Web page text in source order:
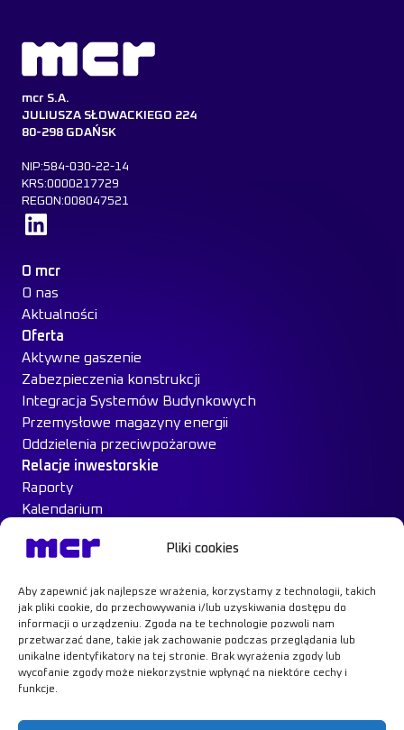
Pliki cookies
Aby zapewnić jak najlepsze wrażenia, korzystamy z technologii, takich
jak pliki cookie, do przechowywania i/lub uzyskiwania dostępu do
informacji o urządzeniu. Zgoda na te technologie pozwoli nam
przetwarzać dane, takie jak zachowanie podczas przeglądania lub
unikalne identyfikatory na tej stronie. Brak wyrażenia zgody lub
wycofanie zgody może niekorzystnie wpłynąć na niektóre cechy i
funkcje.
mcr S.A.
JULIUSZA SŁOWACKIEGO 224
80-298 GDAŃSK
NIP:584-030-22-14
KRS:0000217729
REGON:008047521
O mcr
O nas
Aktualności
Oferta
Aktywne gaszenie
Zabezpieczenia konstrukcji
Integracja Systemów Budynkowych
Przemysłowe magazyny energii
Oddzielenia przeciwpożarowe
Relacje inwestorskie
Raporty
Kalendarium
Materiały inwestorskie
Case Study
Kontakt
Dowiedz się więcej